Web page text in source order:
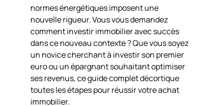
normes énergétiques imposent une
nouvelle rigueur. Vous vous demandez
comment investir immobilier avec succès
dans ce nouveau contexte ? Que vous soyez
un novice cherchant à investir son premier
euro ou un épargnant souhaitant optimiser
ses revenus, ce guide complet décortique
toutes les étapes pour réussir votre achat
immobilier.